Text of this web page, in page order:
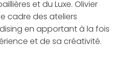
et du Luxe. Olivier
cadre des ateliers
en apportant à la fois
et de sa créativité.